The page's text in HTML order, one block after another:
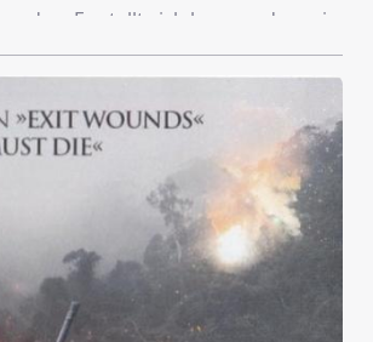
Es stellt sich heraus, dass ein
noch überraschender ist: Cortez
gefangen. Nun müssen sie
für die beiden persönlich